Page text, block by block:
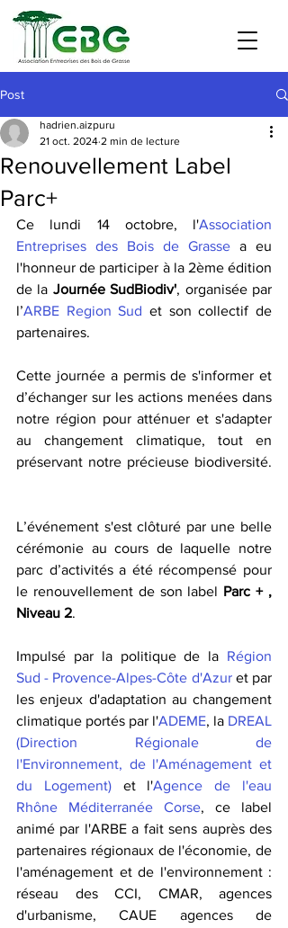
Post
Renouvellement Label
Parc+
hadrien.aizpuru
21 oct. 2024 2 min de lecture
Ce lundi 14 octobre, l'Association
Entreprises des Bois de Grasse a eu
l'honneur de participer à la 2ème édition
de la Journée SudBiodiv', organisée par
l’ARBE Region Sud et son collectif de
partenaires.
Cette journée a permis de s'informer et
d’échanger sur les actions menées dans
notre région pour atténuer et s'adapter
au changement climatique, tout en
préservant notre précieuse biodiversité.
L’événement s'est clôturé par une belle
cérémonie au cours de laquelle notre
parc d’activités a été récompensé pour
le renouvellement de son label Parc + ,
Niveau 2.
Impulsé par la politique de la Région
Sud - Provence-Alpes-Côte d'Azur et par
les enjeux d'adaptation au changement
climatique portés par l'ADEME, la DREAL
(Direction Régionale de
l'Environnement, de l'Aménagement et
du Logement) et l'Agence de l'eau
Rhône Méditerranée Corse, ce label
animé par l'ARBE a fait sens auprès des
partenaires régionaux de l'économie, de
l'aménagement et de l'environnement :
réseau des CCI, CMAR, agences
d'urbanisme, CAUE agences de